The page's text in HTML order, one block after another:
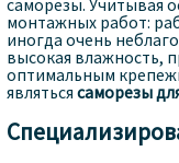
саморезы. Учитывая
монтажных работ:
иногда очень
высокая влажность,
оптимальным
являться саморезы